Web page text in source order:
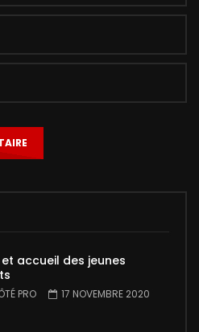
accueil des jeunes
PRO 17 NOVEMBRE 2020